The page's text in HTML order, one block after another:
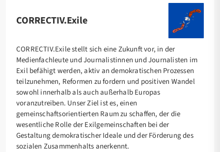
CORRECTIV.Exile
CORRECTIV.Exile stellt sich eine Zukunft vor, in der
Medienfachleute und Journalistinnen und Journalisten im
Exil befähigt werden, aktiv an demokratischen Prozessen
teilzunehmen, Reformen zu fordern und positiven Wandel
sowohl innerhalb als auch außerhalb Europas
voranzutreiben. Unser Ziel ist es, einen
gemeinschaftsorientierten Raum zu schaffen, der die
wesentliche Rolle der Exilgemeinschaften bei der
Gestaltung demokratischer Ideale und der Förderung des
sozialen Zusammenhalts anerkennt.